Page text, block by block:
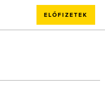
ELŐFIZETEK